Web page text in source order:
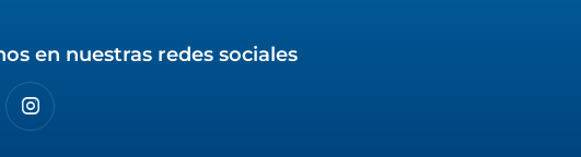
en nuestras redes sociales